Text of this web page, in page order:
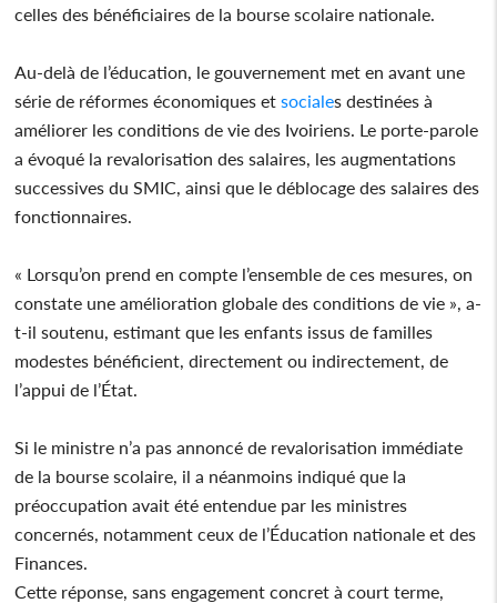
celles des bénéficiaires de la bourse scolaire nationale.
Au-delà de l’éducation, le gouvernement met en avant une
série de réformes économiques et sociales destinées à
améliorer les conditions de vie des Ivoiriens. Le porte-parole
a évoqué la revalorisation des salaires, les augmentations
successives du SMIC, ainsi que le déblocage des salaires des
fonctionnaires.
« Lorsqu’on prend en compte l’ensemble de ces mesures, on
constate une amélioration globale des conditions de vie », a-
t-il soutenu, estimant que les enfants issus de familles
modestes bénéficient, directement ou indirectement, de
l’appui de l’État.
Si le ministre n’a pas annoncé de revalorisation immédiate
de la bourse scolaire, il a néanmoins indiqué que la
préoccupation avait été entendue par les ministres
concernés, notamment ceux de l’Éducation nationale et des
Finances.
Cette réponse, sans engagement concret à court terme,